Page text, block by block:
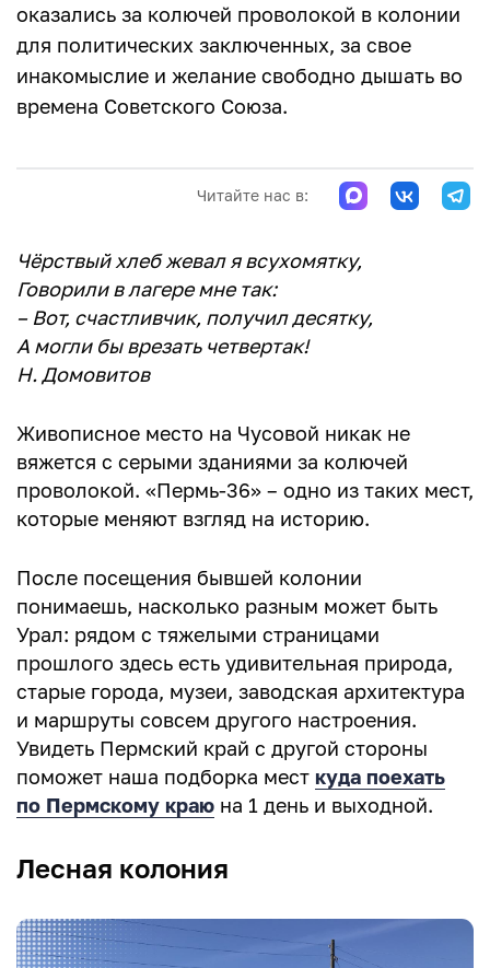
особого режима
Побег мог только сниться
I. Изменники родины. Участок строгого режима
Лесоповал
Тюрьма внутри тюрьмы
II. Небо в клеточку. Участок особого режима
Миссия музея
оказались за колючей проволокой в колонии
для политических заключенных, за свое
инакомыслие и желание свободно дышать во
времена Советского Союза.
Читайте нас в:
Чёрствый хлеб жевал я всухомятку,
Говорили в лагере мне так:
– Вот, счастливчик, получил десятку,
А могли бы врезать четвертак!
Н. Домовитов
Живописное место на Чусовой никак не
вяжется с серыми зданиями за колючей
проволокой. «Пермь-36» – одно из таких мест,
которые меняют взгляд на историю.
После посещения бывшей колонии
понимаешь, насколько разным может быть
Урал: рядом с тяжелыми страницами
прошлого здесь есть удивительная природа,
старые города, музеи, заводская архитектура
и маршруты совсем другого настроения.
Увидеть Пермский край с другой стороны
поможет наша подборка мест куда поехать
по Пермскому краю на 1 день и выходной.
Лесная колония